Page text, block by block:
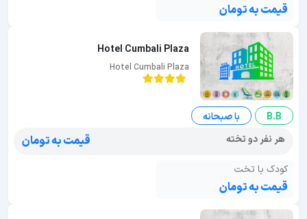
قیمت به تومان
Hotel Cumbali Plaza
Hotel Cumbali Plaza
B.B
با صبحانه
هر نفر دو تخته
قیمت به تومان
کودک با تخت
قیمت به تومان